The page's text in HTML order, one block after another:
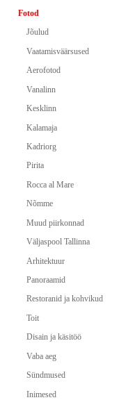
Fotod
Jõulud
Vaatamisväärsused
Aerofotod
Vanalinn
Kesklinn
Kalamaja
Kadriorg
Pirita
Rocca al Mare
Nõmme
Muud piirkonnad
Väljaspool Tallinna
Arhitektuur
Panoraamid
Restoranid ja kohvikud
Toit
Disain ja käsitöö
Vaba aeg
Sündmused
Inimesed